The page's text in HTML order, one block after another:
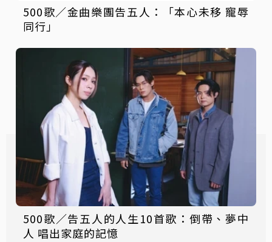
500歌／金曲樂團告五人：「本心未移 寵辱
同行」
500歌／告五人的人生10首歌：倒帶、夢中
人 唱出家庭的記憶